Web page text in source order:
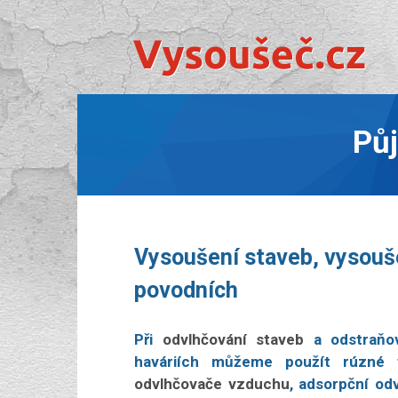
Vysoušení staveb,
povodních
Při odvlhčování staveb a
haváriích můžeme použít
odvlhčovače vzduchu, adsorpční